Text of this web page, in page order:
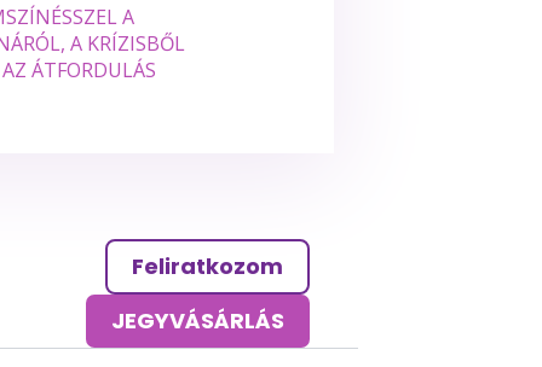
A
A KRÍZISBŐL
ÁTFORDULÁS
Feliratkozom
JEGYVÁSÁRLÁS